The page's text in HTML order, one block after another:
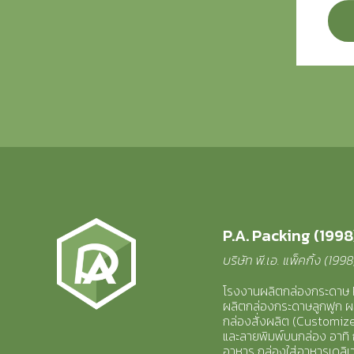
P.A. Packing
บริษัท พี.เอ. แพ็คกิ้ง
โรงงานผลิตกล่องกระดาษ
ผลิตกล่องกระดาษลูกฟูก
กล่องสั่งผลิต
และลายพิมพ์บนกล่อง อาทิ